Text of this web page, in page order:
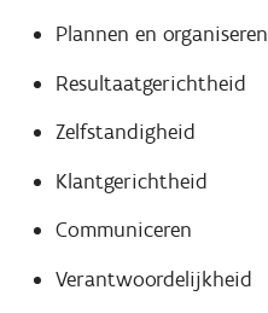
Plannen en organiseren
Resultaatgerichtheid
Zelfstandigheid
Klantgerichtheid
Communiceren
Verantwoordelijkheid